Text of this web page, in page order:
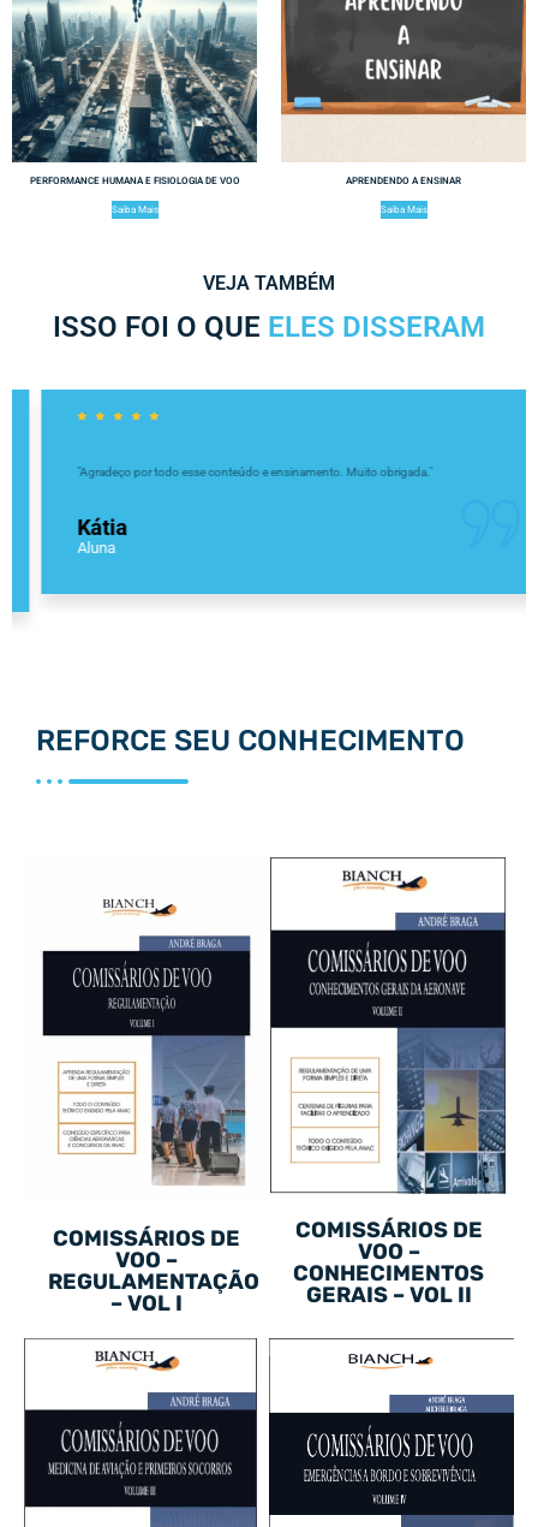
PERFORMANCE HUMANA E FISIOLOGIA DE VOO
Saiba Mais
APRENDENDO A ENSINAR
Saiba Mais
VEJA TAMBÉM
ISSO FOI O QUE ELES DISSERAM
"Agradeço por todo esse conteúdo e ensinamento. Muito obrigada."
Kátia
Aluna
REFORCE SEU CONHECIMENTO
COMISSÁRIOS DE
VOO –
REGULAMENTAÇÃO
– VOL I
COMISSÁRIOS DE
VOO –
CONHECIMENTOS
GERAIS – VOL II